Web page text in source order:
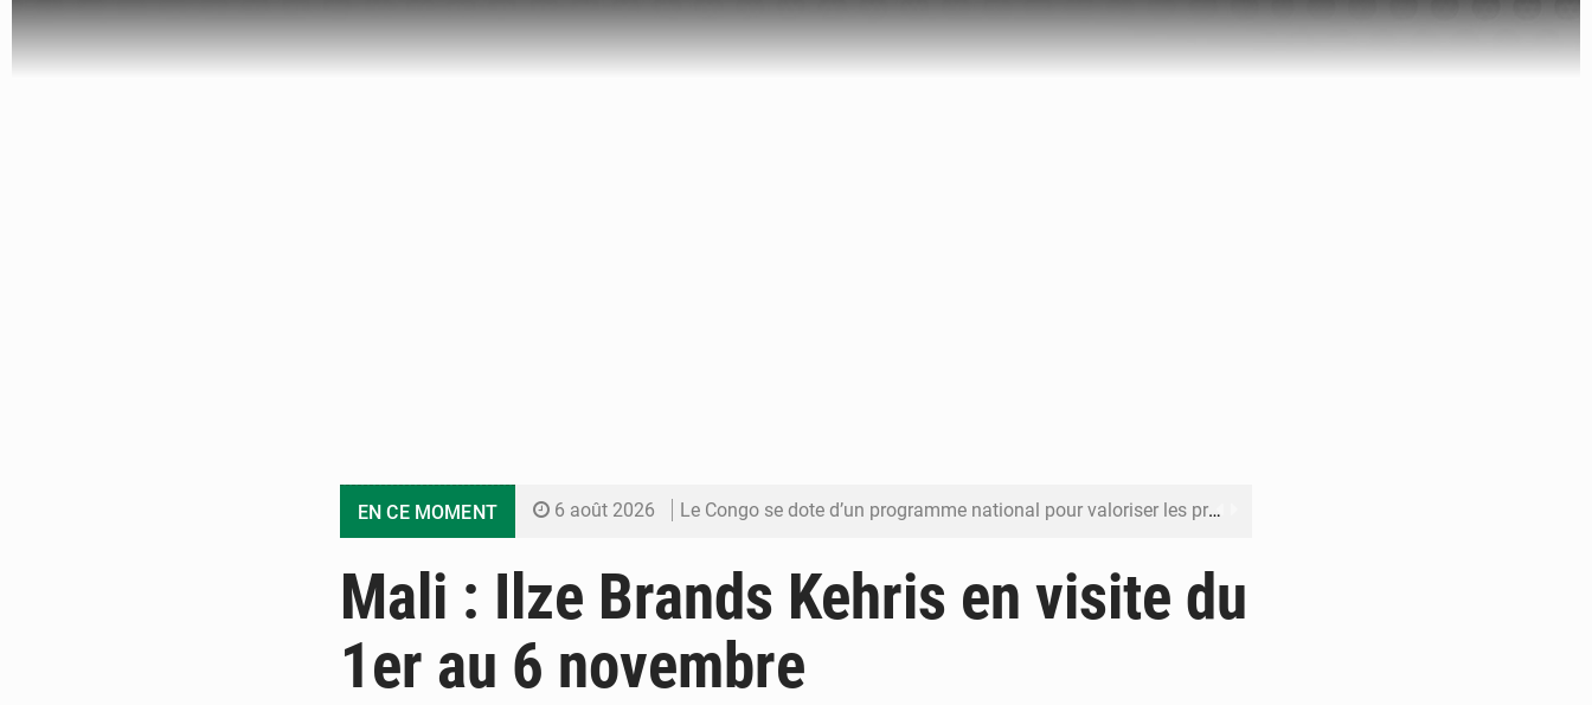
EN CE MOMENT 6 août 2026 Le Congo se dote d’un programme national pour valoriser les produits forestiers non ligneux
5 août 2026 Cémac : la Commission présente à Denis Sassou N’Guesso sa feuille de route
5 août 2026 Assassinat de l’entrepreneur sportif Vally Amisi : le principal suspect arrêté à Brazzaville
Mali : Ilze Brands Kehris en visite du
1er au 6 novembre